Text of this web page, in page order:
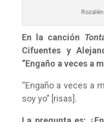
En la canción
Cifuentes y
“Engaño a veces a
“Engaño a veces a
soy yo” [risas].